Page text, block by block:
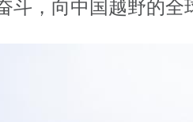
斗，向中国越野的全